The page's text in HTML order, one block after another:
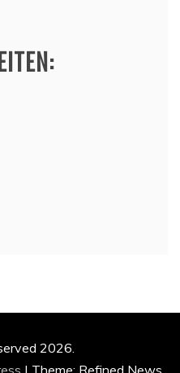
2026.
| Theme: Refined News